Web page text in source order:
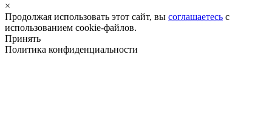
×
Продолжая использовать этот сайт, вы соглашаетесь с
использованием cookie-файлов.
Принять
Политика конфиденциальности